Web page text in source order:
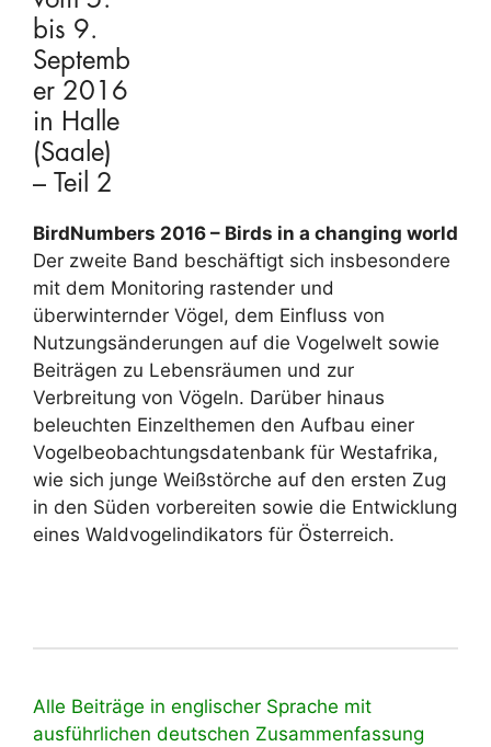
bis 9.
Septemb
er 2016
in Halle
(Saale)
– Teil 2
BirdNumbers 2016 – Birds in a changing world
Der zweite Band beschäftigt sich insbesondere
mit dem Monitoring rastender und
überwinternder Vögel, dem Einfluss von
Nutzungsänderungen auf die Vogelwelt sowie
Beiträgen zu Lebensräumen und zur
Verbreitung von Vögeln. Darüber hinaus
beleuchten Einzelthemen den Aufbau einer
Vogelbeobachtungsdatenbank für Westafrika,
wie sich junge Weißstörche auf den ersten Zug
in den Süden vorbereiten sowie die Entwicklung
eines Waldvogel­indikators für Österreich.
Alle Beiträge in englischer Sprache mit
ausführlichen deutschen Zusammenfassung